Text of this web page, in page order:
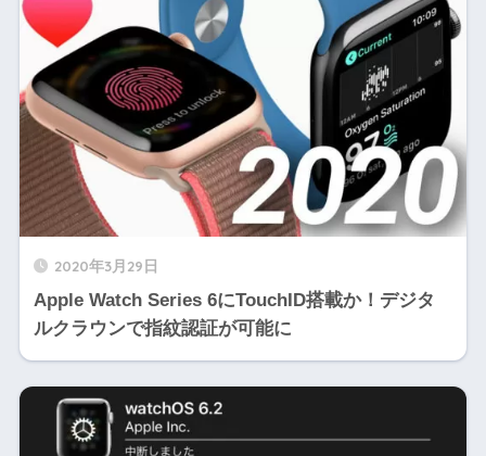
2020年3月29日
Apple Watch Series 6にTouchID搭載か！デジタ
ルクラウンで指紋認証が可能に